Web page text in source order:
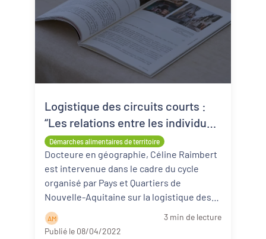
Démarches alimentaires de territoire
Logistique des circuits courts :
“Les relations entre les individus,
c’est l’une des clés de succès
pour les plateformes.”
Docteure en géographie, Céline Raimbert
est intervenue dans le cadre du cycle
organisé par Pays et Quartiers de
Nouvelle-Aquitaine sur la logistique des
A M
3 min de lecture
Publié le 08/04/2022